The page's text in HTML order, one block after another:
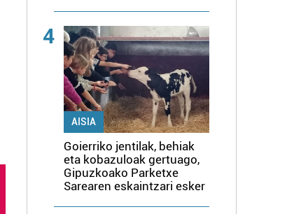
4
AISIA
Goierriko jentilak, behiak
eta kobazuloak gertuago,
Gipuzkoako Parketxe
Sarearen eskaintzari esker